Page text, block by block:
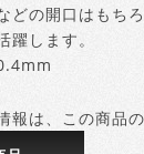
どの開口はもち
躍します。
報は、この商品の